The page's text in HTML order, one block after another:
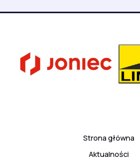
Strona główna
Aktualności